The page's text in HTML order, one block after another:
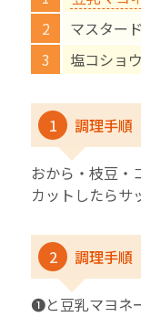
マスター
塩コショ
1 調理手順
おから・枝豆・
カットしたらサ
2 調理手順
❶と豆乳マヨネ